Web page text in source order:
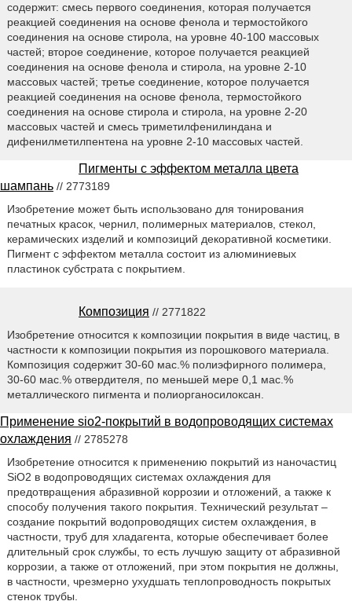
содержит: смесь первого соединения, которая получается
реакцией соединения на основе фенола и термостойкого
соединения на основе стирола, на уровне 40-100 массовых
частей; второе соединение, которое получается реакцией
соединения на основе фенола и стирола, на уровне 2-10
массовых частей; третье соединение, которое получается
реакцией соединения на основе фенола, термостойкого
соединения на основе стирола и стирола, на уровне 2-20
массовых частей и смесь триметилфенилиндана и
дифенилметилпентена на уровне 2-10 массовых частей.
Пигменты с эффектом металла цвета
шампань // 2773189
Изобретение может быть использовано для тонирования
печатных красок, чернил, полимерных материалов, стекол,
керамических изделий и композиций декоративной косметики.
Пигмент с эффектом металла состоит из алюминиевых
пластинок субстрата с покрытием.
Композиция // 2771822
Изобретение относится к композиции покрытия в виде частиц, в
частности к композиции покрытия из порошкового материала.
Композиция содержит 30-60 мас.% полиэфирного полимера,
30-60 мас.% отвердителя, по меньшей мере 0,1 мас.%
металлического пигмента и полиорганосилоксан.
Применение sio2-покрытий в водопроводящих системах
охлаждения // 2785278
Изобретение относится к применению покрытий из наночастиц
SiO2 в водопроводящих системах охлаждения для
предотвращения абразивной коррозии и отложений, а также к
способу получения такого покрытия. Технический результат –
создание покрытий водопроводящих систем охлаждения, в
частности, труб для хладагента, которые обеспечивает более
длительный срок службы, то есть лучшую защиту от абразивной
коррозии, а также от отложений, при этом покрытия не должны,
в частности, чрезмерно ухудшать теплопроводность покрытых
стенок трубы.